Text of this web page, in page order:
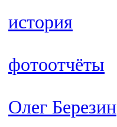
история
фотоотчёты
Олег Березин